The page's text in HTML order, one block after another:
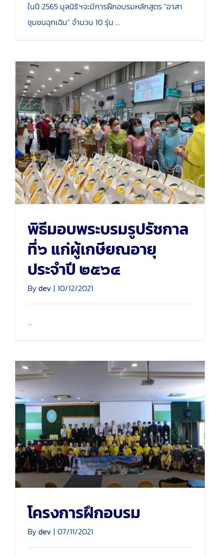
ในปี 2565 มูลนิธิฯจะมีการฝึกอบรมหลักสูตร "อาสา
ชุมชนฉุกเฉิน" จำนวน 10 รุ่น ...
พิธีมอบพระบรมรูปรัชกาล
ที่๖ แก่ผู้เกษียณอายุ ประจำปี
๒๕๖๔
พิธีมอบพระบรมรูปรัชกาล
ที่๖ แก่ผู้เกษียณอายุ
ประจำปี ๒๕๖๔
Bydev | 10/12/2021
...
โครงการฝึกอบรม
โครงการฝึกอบรม
Bydev | 07/11/2021